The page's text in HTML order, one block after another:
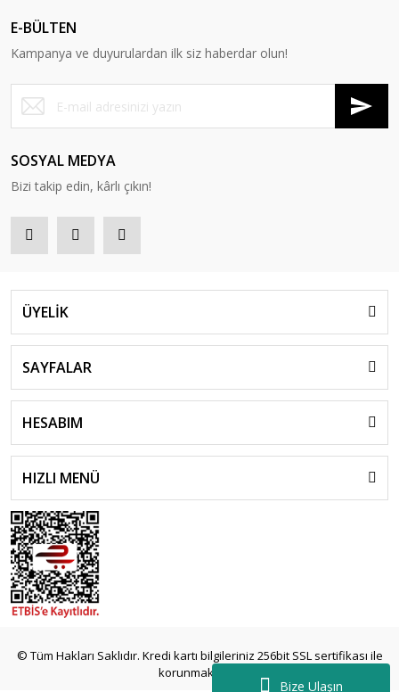
Bize Ulaşın
E-BÜLTEN
Kampanya ve duyurulardan ilk siz haberdar olun!
SOSYAL MEDYA
Bizi takip edin, kârlı çıkın!
ÜYELİK
SAYFALAR
HESABIM
HIZLI MENÜ
© Tüm Hakları Saklıdır. Kredi kartı bilgileriniz 256bit SSL sertifikası ile
korunmaktadır.